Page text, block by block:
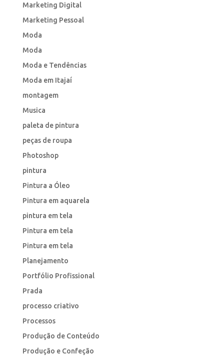
Marketing Digital
Marketing Pessoal
Moda
Moda
Moda e Tendências
Moda em Itajaí
montagem
Musica
paleta de pintura
peças de roupa
Photoshop
pintura
Pintura a Óleo
Pintura em aquarela
pintura em tela
Pintura em tela
Pintura em tela
Planejamento
Portfólio Profissional
Prada
processo criativo
Processos
Produção de Conteúdo
Produção e Confeção